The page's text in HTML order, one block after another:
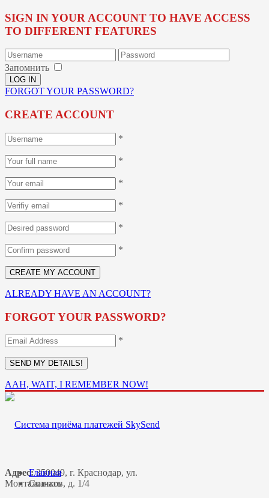
SIGN IN YOUR ACCOUNT TO HAVE ACCESS
TO DIFFERENT FEATURES
Запомнить
FORGOT YOUR PASSWORD?
CREATE ACCOUNT
*
*
*
*
*
*
ALREADY HAVE AN ACCOUNT?
FORGOT YOUR PASSWORD?
*
AAH, WAIT, I REMEMBER NOW!
Адрес:350049, г. Краснодар, ул.
Монтажников, д. 1/4
Главная
Скачать